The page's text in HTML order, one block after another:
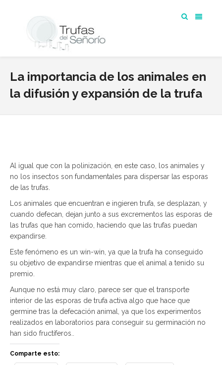
La importancia de los animales en
la difusión y expansión de la trufa
Al igual que con la polinización, en este caso, los animales y
no los insectos son fundamentales para dispersar las esporas
de las trufas.
Los animales que encuentran e ingieren trufa, se desplazan, y
cuando defecan, dejan junto a sus excrementos las esporas de
las trufas que han comido, haciendo que las trufas puedan
expandirse.
Este fenómeno es un win-win, ya que la trufa ha conseguido
su objetivo de expandirse mientras que el animal a tenido su
premio.
Aunque no está muy claro, parece ser que el transporte
interior de las esporas de trufa activa algo que hace que
germine tras la defecación animal, ya que los experimentos
realizados en laboratorios para conseguir su germinación no
han sido fructíferos..
Comparte esto: